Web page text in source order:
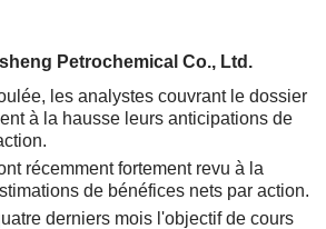
Petrochemical Co., Ltd.
les analystes couvrant le dossier
à la hausse leurs anticipations de
récemment fortement revu à la
de bénéfices nets par action.
derniers mois l'objectif de cours